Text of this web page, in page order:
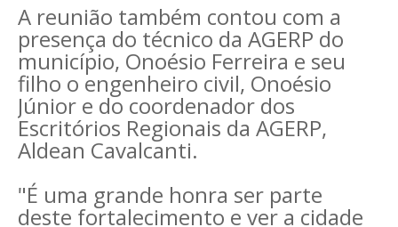
A reunião também contou com a
presença do técnico da AGERP do
município, Onoésio Ferreira e seu
filho o engenheiro civil, Onoésio
Júnior e do coordenador dos
Escritórios Regionais da AGERP,
Aldean Cavalcanti.
"É uma grande honra ser parte
deste fortalecimento e ver a cidade